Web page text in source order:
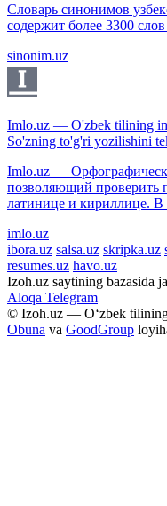
Словарь синонимов
содержит более 3300
sinonim.uz
Imlo.uz — O'zbek tilining
So'zning to'g'ri yozilishini
Imlo.uz —
позволяющий проверить
латинице и кириллице. В
imlo.uz
ibora.uz salsa.uz skripka.uz
resumes.uz havo.uz
Izoh.uz saytining bazasida
Aloqa Telegram
© Izoh.uz — O‘zbek
Obuna va GoodGroup